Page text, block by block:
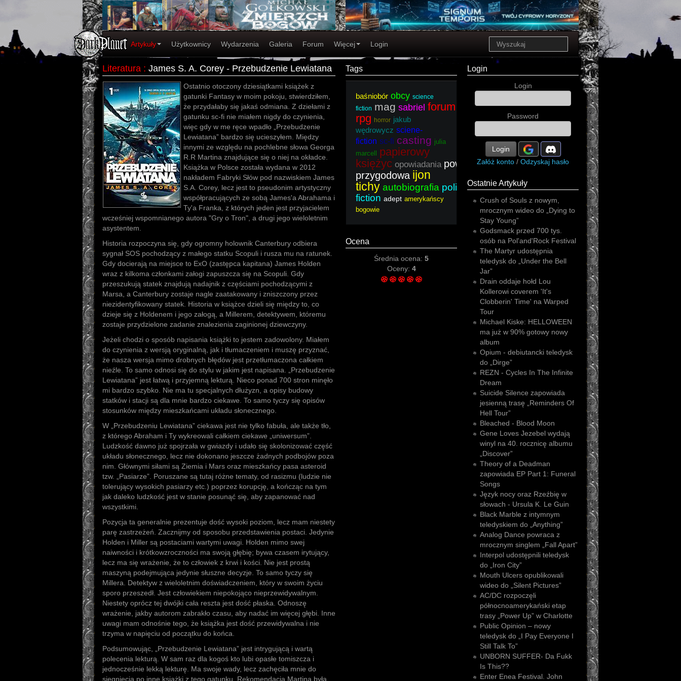
Artykuły Użytkownicy Wydarzenia Galeria Forum Więcej Login
Literatura : James S. A. Corey - Przebudzenie Lewiatana
Ostatnio otoczony dziesiątkami książek z
gatunki Fantasy w moim pokoju, stwierdziłem,
że przydałaby się jakaś odmiana. Z dziełami z
gatunku sc-fi nie miałem nigdy do czynienia,
więc gdy w me ręce wpadło „Przebudzenie
Lewiatana” bardzo się ucieszyłem. Między
innymi ze względu na pochlebne słowa Georga
R.R Martina znajdujące się o niej na okładce.
Książka w Polsce została wydana w 2012
nakładem Fabryki Słów pod nazwiskiem James
S.A. Corey, lecz jest to pseudonim artystyczny
współpracujących ze sobą James'a Abrahama i
Ty'a Franka, z których jeden jest przyjacielem
wcześniej wspomnianego autora "Gry o Tron", a drugi jego wieloletnim
asystentem.
Historia rozpoczyna się, gdy ogromny holownik Canterbury odbiera
sygnał SOS pochodzący z małego statku Scopuli i rusza mu na ratunek.
Gdy docierają na miejsce to ExO (zastępca kapitana) James Holden
wraz z kilkoma członkami załogi zapuszcza się na Scopuli. Gdy
przeszukują statek znajdują nadajnik z częściami pochodzącymi z
Marsa, a Canterbury zostaje nagle zaatakowany i zniszczony przez
niezidentyfikowany statek. Historia w książce dzieli się między to, co
dzieje się z Holdenem i jego załogą, a Millerem, detektywem, któremu
zostaje przydzielone zadanie znalezienia zaginionej dziewczyny.
Jeżeli chodzi o sposób napisania książki to jestem zadowolony. Miałem
do czynienia z wersją oryginalną, jak i tłumaczeniem i muszę przyznać,
że nasza wersja mimo drobnych błędów jest przetłumaczona całkiem
nieźle. To samo odnosi się do stylu w jakim jest napisana. „Przebudzenie
Lewiatana” jest łatwą i przyjemną lekturą. Nieco ponad 700 stron minęło
mi bardzo szybko. Nie ma tu specjalnych dłużyzn, a opisy budowy
statków i stacji są dla mnie bardzo ciekawe. To samo tyczy się opisów
stosunków między mieszkańcami układu słonecznego.
W „Przebudzeniu Lewiatana” ciekawa jest nie tylko fabuła, ale także tło,
z którego Abraham i Ty wykreowali całkiem ciekawe „uniwersum”.
Ludzkość dawno już spojrzała w gwiazdy i udało się skolonizować część
układu słonecznego, lecz nie dokonano jeszcze żadnych podbojów poza
nim. Głównymi siłami są Ziemia i Mars oraz mieszkańcy pasa asteroid
tzw. „Pasiarze”. Poruszane są tutaj różne tematy, od rasizmu (ludzie nie
tolerujący wysokich pasiarzy etc.) poprzez korupcję, a kończąc na tym
jak daleko ludzkość jest w stanie posunąć się, aby zapanować nad
wszystkimi.
Pozycja ta generalnie prezentuje dość wysoki poziom, lecz mam niestety
parę zastrzeżeń. Zacznijmy od sposobu przedstawienia postaci. Jedynie
Holden i Miller są postaciami wartymi uwagi. Holden mimo swej
naiwności i krótkowzroczności ma swoją głębię; bywa czasem irytujący,
lecz ma się wrażenie, że to człowiek z krwi i kości. Nie jest prostą
maszyną podejmująca jedynie słuszne decyzje. To samo tyczy się
Millera. Detektyw z wieloletnim doświadczeniem, który w swoim życiu
sporo przeszedł. Jest człowiekiem niepokojąco nieprzewidywalnym.
Niestety oprócz tej dwójki cała reszta jest dość płaska. Odnoszę
wrażenie, jakby autorom zabrakło czasu, aby nadać im więcej głębi. Inne
uwagi mam odnośnie tego, że książka jest dość przewidywalna i nie
trzyma w napięciu od początku do końca.
Podsumowując, „Przebudzenie Lewiatana” jest intrygującą i wartą
polecenia lekturą. W sam raz dla kogoś kto lubi opasłe tomiszcza i
jednocześnie lekką lekturę. Ma swoje wady, lecz zachęciła mnie do
sięgnięcia po inne książki z tego gatunku. Rekomendacja Martina była
Tags
baśniobór obcy science
fiction mag sabriel forum
rpg horror jakub
wędrowycz sciene-
fiction sc-fi casting julia
marcell
papierowy
księżyc opowiadania powieść
przygodowa ijon
tichy autobiografia politicial
fiction adept amerykańscy
bogowie
Ocena
Średnia ocena: 5
Oceny: 4
Login
Login
Password
Login
Załóż konto / Odzyskaj hasło
Ostatnie Artykuły
Crush of Souls z nowym,
mrocznym wideo do „Dying to
Stay Young”
Godsmack przed 700 tys.
osób na Pol'and'Rock Festival
The Martyr udostępnia
teledysk do „Under the Bell
Jar”
Drain oddaje hołd Lou
Kollerowi coverem 'It's
Clobberin' Time' na Warped
Tour
Michael Kiske: HELLOWEEN
ma już w 90% gotowy nowy
album
Opium - debiutancki teledysk
do „Dirge”
REZN - Cycles In The Infinite
Dream
Suicide Silence zapowiada
jesienną trasę „Reminders Of
Hell Tour”
Bleached - Blood Moon
Gene Loves Jezebel wydają
winyl na 40. rocznicę albumu
„Discover”
Theory of a Deadman
zapowiada EP Part 1: Funeral
Songs
Język nocy oraz Rzeźbię w
słowach - Ursula K. Le Guin
Black Marble z intymnym
teledyskiem do „Anything”
Analog Dance powraca z
mrocznym singlem „Fall Apart”
Interpol udostępnili teledysk
do „Iron City”
Mouth Ulcers opublikowali
wideo do „Silent Pictures”
AC/DC rozpoczęli
północnoamerykański etap
trasy „Power Up” w Charlotte
Public Opinion – nowy
teledysk do „I Pay Everyone I
Still Talk To”
UNBORN SUFFER- Da Fukk
Is This??
Enter Enea Festival. John